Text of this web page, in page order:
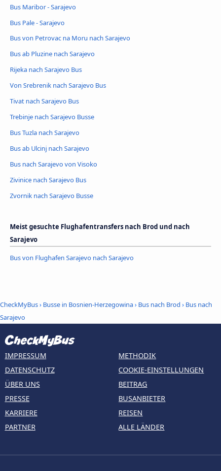
Bus Maribor - Sarajevo
Bus Pale - Sarajevo
Bus von Petrovac na Moru nach Sarajevo
Bus ab Pluzine nach Sarajevo
Rijeka nach Sarajevo Bus
Von Srebrenik nach Sarajevo Bus
Tivat nach Sarajevo Bus
Trebinje nach Sarajevo Busse
Bus Tuzla nach Sarajevo
Bus ab Ulcinj nach Sarajevo
Bus nach Sarajevo von Visoko
Zivinice nach Sarajevo Bus
Zvornik nach Sarajevo Busse
Meist gesuchte Flughafentransfers nach Brod und nach
Sarajevo
Bus von Flughafen Sarajevo nach Sarajevo
CheckMyBus› Busse in Bosnien-Herzegowina› Bus nach Brod › Bus nach
Sarajevo
IMPRESSUM
DATENSCHUTZ
ÜBER UNS
PRESSE
KARRIERE
PARTNER
METHODIK
COOKIE-EINSTELLUNGEN
BEITRAG
BUSANBIETER
REISEN
ALLE LÄNDER